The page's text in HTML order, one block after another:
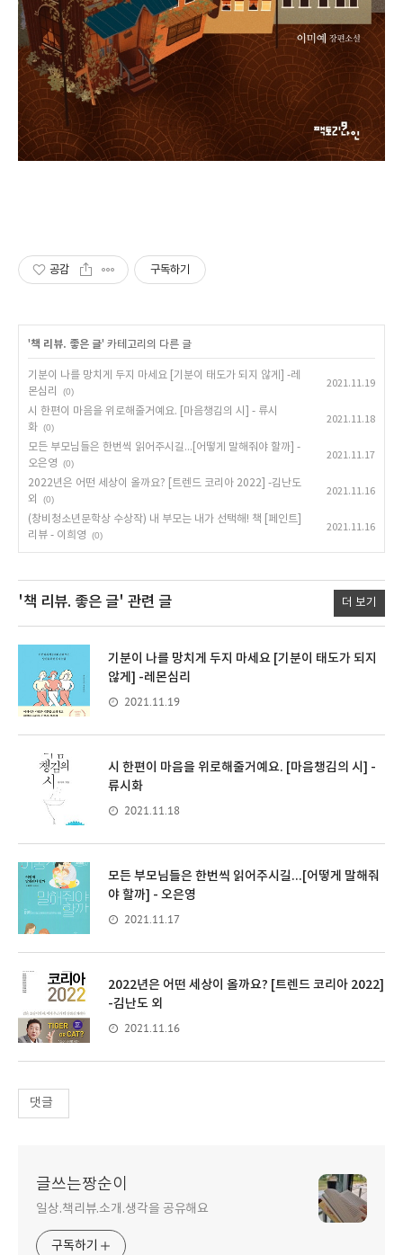
공감 구독하기
'책 리뷰. 좋은 글' 카테고리의 다른 글
기분이 나를 망치게 두지 마세요 [기분이 태도가 되지 않게] -레
몬심리
(0)
2021.11.19
시 한편이 마음을 위로해줄거예요. [마음챙김의 시] - 류시
화 (0)
2021.11.18
모든 부모님들은 한번씩 읽어주시길...[어떻게 말해줘야 할까] -
오은영
(0)
2021.11.17
2022년은 어떤 세상이 올까요? [트렌드 코리아 2022] -김난도
외
(0)
2021.11.16
(창비청소년문학상 수상작) 내 부모는 내가 선택해! 책 [페인트]
리뷰 - 이희영
(0)
2021.11.16
'책 리뷰. 좋은 글' 관련 글 더 보기
기분이 나를 망치게 두지 마세요 [기분이 태도가 되지
않게] -레몬심리
2021.11.19
시 한편이 마음을 위로해줄거예요. [마음챙김의 시] -
류시화
2021.11.18
모든 부모님들은 한번씩 읽어주시길...[어떻게 말해줘
야 할까] - 오은영
2021.11.17
2022년은 어떤 세상이 올까요? [트렌드 코리아 2022]
-김난도 외
2021.11.16
댓글
글쓰는짱순이
일상.책리뷰.소개.생각을 공유해요
구독하기